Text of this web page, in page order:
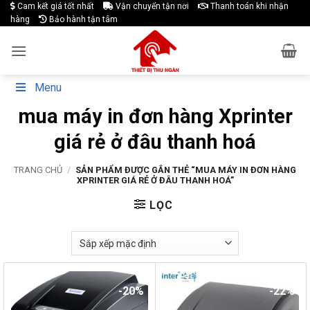
Skip
to
Cam kết giá tốt nhất Vận chuyển tận nơi
Thanh toán khi nhận
hàng
Bảo hành tận tâm
Menu
mua máy in đơn hàng Xprinter
giá rẻ ở đâu thanh hoá
TRANG CHỦ / SẢN PHẨM ĐƯỢC GẮN THẺ “MUA MÁY IN ĐƠN HÀNG
XPRINTER GIÁ RẺ Ở ĐÂU THANH HOÁ”
LỌC
-20% -22%